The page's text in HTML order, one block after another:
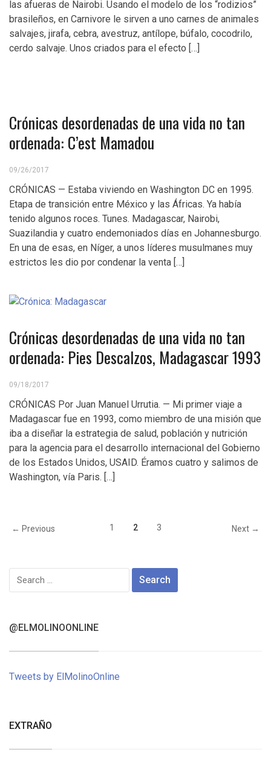
las afueras de Nairobi. Usando el modelo de los “rodizios”
brasileños, en Carnivore le sirven a uno carnes de animales
salvajes, jirafa, cebra, avestruz, antílope, búfalo, cocodrilo,
cerdo salvaje. Unos criados para el efecto […]
Crónicas desordenadas de una vida no tan
ordenada: C’est Mamadou
09/26/2017
CRÓNICAS — Estaba viviendo en Washington DC en 1995.
Etapa de transición entre México y las Áfricas. Ya había
tenido algunos roces. Tunes. Madagascar, Nairobi,
Suazilandia y cuatro endemoniados días en Johannesburgo.
En una de esas, en Níger, a unos líderes musulmanes muy
estrictos les dio por condenar la venta […]
Crónicas desordenadas de una vida no tan
ordenada: Pies Descalzos, Madagascar 1993
09/18/2017
CRÓNICAS Por Juan Manuel Urrutia. — Mi primer viaje a
Madagascar fue en 1993, como miembro de una misión que
iba a diseñar la estrategia de salud, población y nutrición
para la agencia para el desarrollo internacional del Gobierno
de los Estados Unidos, USAID. Éramos cuatro y salimos de
Washington, vía Paris. […]
← Previous 1 2 3 Next →
Search
for:
@ELMOLINOONLINE
Tweets by ElMolinoOnline
EXTRAÑO